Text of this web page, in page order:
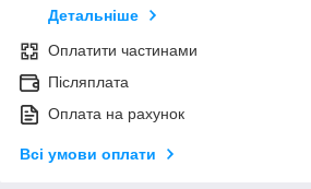
Детальніше
Оплатити частинами
Післяплата
Оплата на рахунок
Всі умови оплати